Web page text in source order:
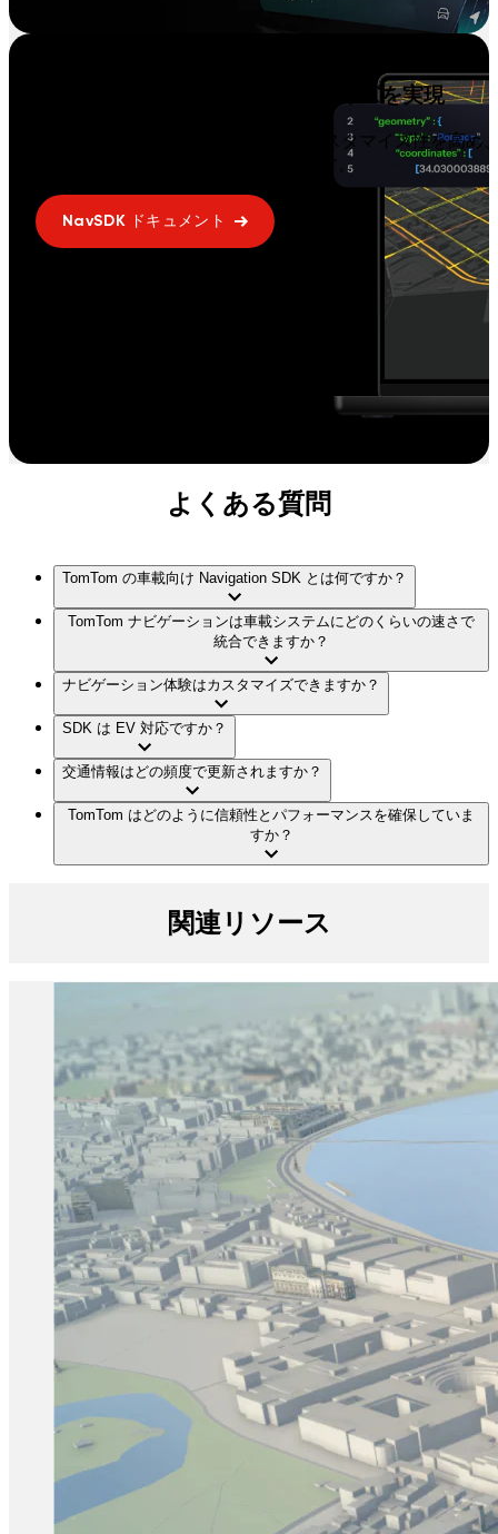
SDK でコントロールとカスタマイズを実現
当社の Navigation SDK は柔軟性とカスタマイズ性を高め
使いやすさとコスト効率も提供します。
NavSDK ドキュメント
よくある質問
TomTom の車載向け Navigation SDK とは何ですか？
TomTom ナビゲーションは車載システムにどのくらいの速さで
統合できますか？
ナビゲーション体験はカスタマイズできますか？
SDK は EV 対応ですか？
交通情報はどの頻度で更新されますか？
TomTom はどのように信頼性とパフォーマンスを確保していま
すか？
関連リソース